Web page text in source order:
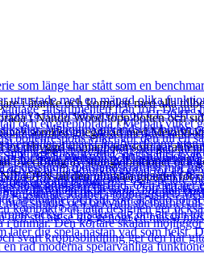
i åtanke och komplett med alla
i Nandu Wood topp botten och
sömlöst integrerad med Meranti-
inbyggd stämapparat som
överföring av strängvibrationer och
OPN till den ultimata gitarren för